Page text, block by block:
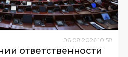
06.08.2026 10:58
ответственности